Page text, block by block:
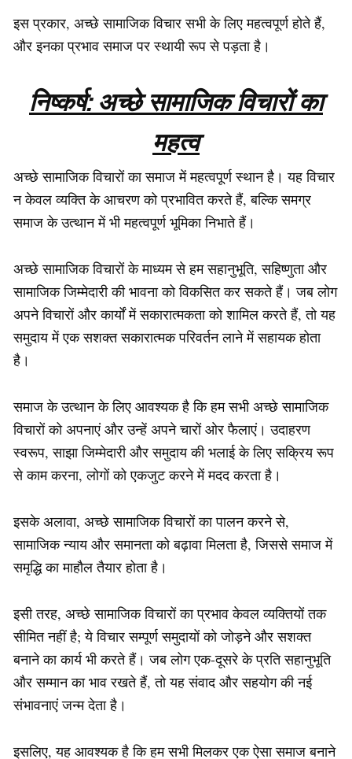
इस प्रकार, अच्छे सामाजिक विचार सभी के लिए महत्वपूर्ण होते हैं,
और इनका प्रभाव समाज पर स्थायी रूप से पड़ता है।
निष्कर्ष: अच्छे सामाजिक विचारों का
महत्व
अच्छे सामाजिक विचारों का समाज में महत्वपूर्ण स्थान है। यह विचार
न केवल व्यक्ति के आचरण को प्रभावित करते हैं, बल्कि समग्र
समाज के उत्थान में भी महत्वपूर्ण भूमिका निभाते हैं।
अच्छे सामाजिक विचारों के माध्यम से हम सहानुभूति, सहिष्णुता और
सामाजिक जिम्मेदारी की भावना को विकसित कर सकते हैं। जब लोग
अपने विचारों और कार्यों में सकारात्मकता को शामिल करते हैं, तो यह
समुदाय में एक सशक्त सकारात्मक परिवर्तन लाने में सहायक होता
है।
समाज के उत्थान के लिए आवश्यक है कि हम सभी अच्छे सामाजिक
विचारों को अपनाएं और उन्हें अपने चारों ओर फैलाएं। उदाहरण
स्वरूप, साझा जिम्मेदारी और समुदाय की भलाई के लिए सक्रिय रूप
से काम करना, लोगों को एकजुट करने में मदद करता है।
इसके अलावा, अच्छे सामाजिक विचारों का पालन करने से,
सामाजिक न्याय और समानता को बढ़ावा मिलता है, जिससे समाज में
समृद्धि का माहौल तैयार होता है।
इसी तरह, अच्छे सामाजिक विचारों का प्रभाव केवल व्यक्तियों तक
सीमित नहीं है; ये विचार सम्पूर्ण समुदायों को जोड़ने और सशक्त
बनाने का कार्य भी करते हैं। जब लोग एक-दूसरे के प्रति सहानुभूति
और सम्मान का भाव रखते हैं, तो यह संवाद और सहयोग की नई
संभावनाएं जन्म देता है।
इसलिए, यह आवश्यक है कि हम सभी मिलकर एक ऐसा समाज बनाने